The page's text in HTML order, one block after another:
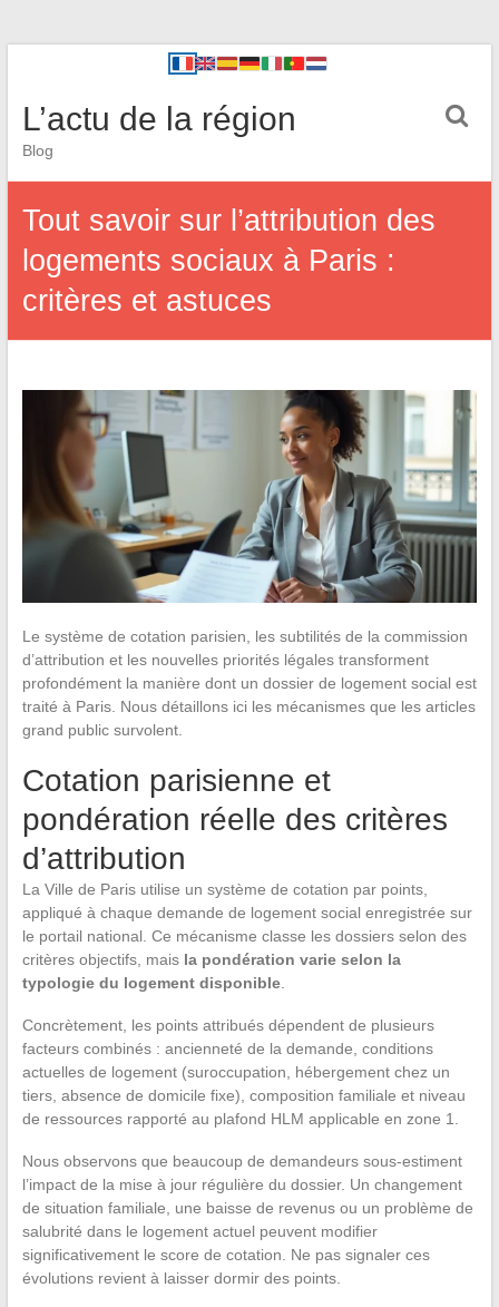
L’actu de la région
Blog
Tout savoir sur l’attribution des
logements sociaux à Paris :
critères et astuces
Le système de cotation parisien, les subtilités de la commission
d’attribution et les nouvelles priorités légales transforment
profondément la manière dont un dossier de logement social est
traité à Paris. Nous détaillons ici les mécanismes que les articles
grand public survolent.
Cotation parisienne et
pondération réelle des critères
d’attribution
La Ville de Paris utilise un système de cotation par points,
appliqué à chaque demande de logement social enregistrée sur
le portail national. Ce mécanisme classe les dossiers selon des
critères objectifs, mais la pondération varie selon la
typologie du logement disponible.
Concrètement, les points attribués dépendent de plusieurs
facteurs combinés : ancienneté de la demande, conditions
actuelles de logement (suroccupation, hébergement chez un
tiers, absence de domicile fixe), composition familiale et niveau
de ressources rapporté au plafond HLM applicable en zone 1.
Nous observons que beaucoup de demandeurs sous-estiment
l’impact de la mise à jour régulière du dossier. Un changement
de situation familiale, une baisse de revenus ou un problème de
salubrité dans le logement actuel peuvent modifier
significativement le score de cotation. Ne pas signaler ces
évolutions revient à laisser dormir des points.